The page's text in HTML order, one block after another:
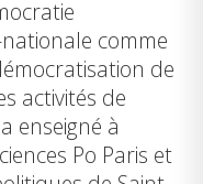
comme
de
activités de
enseigné à
Po Paris et